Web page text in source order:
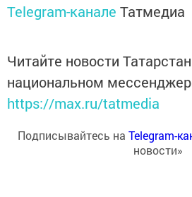
Telegram-канале Татмедиа
Читайте новости
национальном
https://max.ru/tatmedia
Подписывайтесь на Telegram-
новости»